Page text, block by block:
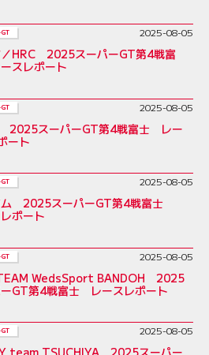
2025-08-05
／HRC 2025スーパーGT第4戦富
スレポート
2025-08-05
2025スーパーGT第4戦富士 レー
ート
2025-08-05
ム 2025スーパーGT第4戦富士
ポート
2025-08-05
WedsSport BANDOH 2025
ーGT第4戦富士 レースレポート
2025-08-05